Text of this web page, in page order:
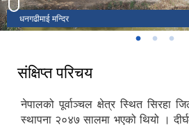
धनगढीमाई मन्दिर
धनगढीमाई मन्दिर
वडा नं. १४, धनगढीमाई न.पा.
संक्षिप्त परिचय
नेपालको पूर्वाञ्चल क्षेत्र स्थित सिरहा
स्थापना २०४७ सालमा भएको थियो ।